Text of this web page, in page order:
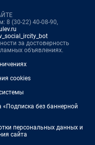
8 (30-22) 40-08-90,
за достоверность
объявлениях.
cookies
«Подписка без баннерной
персональных данных и
сайта